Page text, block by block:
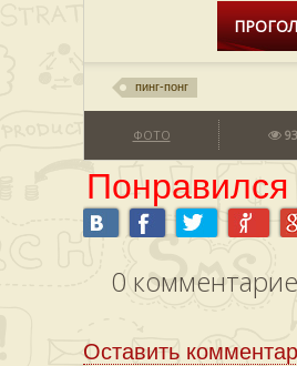
пинг-понг
ФОТО
0
Оставить